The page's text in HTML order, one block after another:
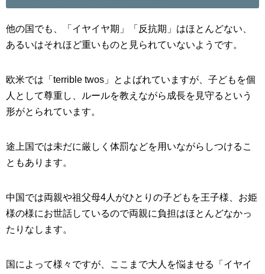
他の国でも、「イヤイヤ期」「反抗期」はほとんどない、
あるいはそれほど重いものと見られていないようです。
欧米では「terrible twos」とよばれていますが、子どもを個
人として尊重し、ルールを教えながら成長を見守るという
形がとられています。
途上国では未だに厳しく体罰などを用いながらしつけるこ
ともあります。
中国では両親や祖父母4人がひとりの子どもを王子様、お姫
様の様にお世話しているので両親に負担はほとんどなかっ
たりなします。
国によって様々ですが、ここまで大人を悩ませる「イヤイ